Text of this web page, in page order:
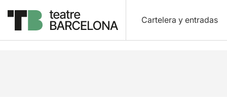
Cartelera y entradas